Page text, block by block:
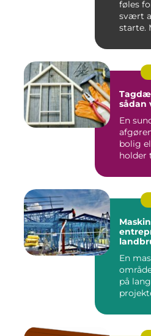
føles
svært
starte.
sådan
En
bolig
holder
En
på